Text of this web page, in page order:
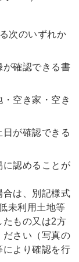
次のいずれか
が確認できる書
空き家・空き
が確認できる
に認めることが
は、別記様式
未利用土地等
たもの又は2方
ださい（写真の
により確認を行